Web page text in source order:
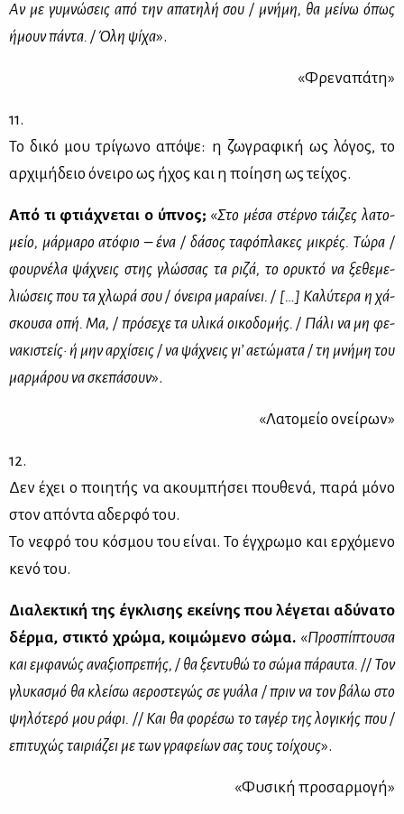
Αν με γυ­μνώ­σεις από την απα­τη­λή σου / μνή­μη, θα μεί­νω όπως
ήμουν πά­ντα. / Όλη ψί­χα».
«Φρε­να­πά­τη»
11.
Το δι­κό μου τρί­γω­νο από­ψε: η ζω­γρα­φι­κή ως λό­γος, το
αρ­χι­μή­δειο όνει­ρο ως ήχος και η ποί­η­ση ως τεί­χος.
Από τι φτιά­χνε­ται ο ύπνος; «Στο μέ­σα στέρ­νο τάι­ζες λα­το­
μείο, μάρ­μα­ρο ατό­φιο – ένα / δά­σος τα­φό­πλα­κες μι­κρές. Τώ­ρα /
φουρ­νέ­λα ψά­χνεις στης γλώσ­σας τα ρι­ζά, το ορυ­κτό να ξε­θε­με­
λιώ­σεις που τα χλω­ρά σου / όνει­ρα μα­ραί­νει. / […] Κα­λύ­τε­ρα η χά­
σκου­σα οπή. Μα, / πρό­σε­χε τα υλι­κά οι­κο­δο­μής. / Πά­λι να μη φε­
να­κι­στείς· ή μην αρ­χί­σεις / να ψά­χνεις γι’ αε­τώ­μα­τα / τη μνή­μη του
μαρ­μά­ρου να σκε­πά­σουν».
«Λα­το­μείο ονεί­ρων»
12.
Δεν έχει ο ποι­η­τής να ακου­μπή­σει που­θε­νά, πα­ρά μό­νο
στον από­ντα αδερ­φό του.
Το νε­φρό του κό­σμου του εί­ναι. Το έγ­χρω­μο και ερ­χό­με­νο
κε­νό του.
Δια­λε­κτι­κή της έγκλι­σης εκεί­νης που λέ­γε­ται αδύ­να­το
δέρ­μα, στι­κτό χρώ­μα, κοι­μώ­με­νο σώ­μα. «Προ­σπί­πτου­σα
και εμ­φα­νώς ανα­ξιο­πρε­πής, / θα ξε­ντυ­θώ το σώ­μα πά­ραυ­τα. // Τον
γλυ­κα­σμό θα κλεί­σω αε­ρο­στε­γώς σε γυά­λα / πριν να τον βά­λω στο
ψη­λό­τε­ρό μου ρά­φι. // Και θα φο­ρέ­σω το τα­γέρ της λο­γι­κής που /
επι­τυ­χώς ται­ριά­ζει με των γρα­φεί­ων σας τους τοί­χους».
«Φυ­σι­κή προ­σαρ­μο­γή»